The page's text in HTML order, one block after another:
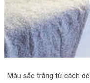
Màu sắc trắng từ cách